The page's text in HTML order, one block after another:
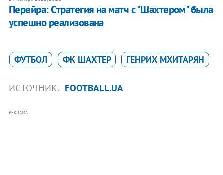
Перейра: Стратегия на матч с "Шахтером" была
успешно реализована
ФУТБОЛ ФК ШАХТЕР ГЕНРИХ МХИТАРЯН
ИСТОЧНИК: FOOTBALL.UA
РЕКЛАМА